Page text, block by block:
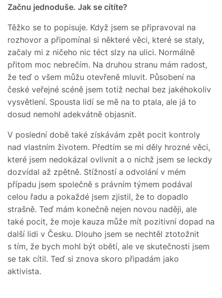
Začnu jednoduše. Jak se cítíte?
Těžko se to popisuje. Když jsem se připravoval na
rozhovor a připomínal si některé věci, které se staly,
začaly mi z ničeho nic téct slzy na ulici. Normálně
přitom moc nebrečím. Na druhou stranu mám radost,
že teď o všem můžu otevřeně mluvit. Působení na
české veřejné scéně jsem totiž nechal bez jakéhokoliv
vysvětlení. Spousta lidí se mě na to ptala, ale já to
dosud nemohl adekvátně objasnit.
V poslední době také získávám zpět pocit kontroly
nad vlastním životem. Předtím se mi děly hrozné věci,
které jsem nedokázal ovlivnit a o nichž jsem se leckdy
dozvídal až zpětně. Stížností a odvolání v mém
případu jsem společně s právním týmem podával
celou řadu a pokaždé jsem zjistil, že to dopadlo
strašně. Teď mám konečně nejen novou naději, ale
také pocit, že moje kauza může mít pozitivní dopad na
další lidi v Česku. Dlouho jsem se nechtěl ztotožnit
s tím, že bych mohl být obětí, ale ve skutečnosti jsem
se tak cítil. Teď si znova skoro připadám jako
aktivista.